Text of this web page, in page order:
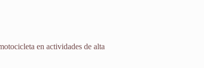
en actividades de alta